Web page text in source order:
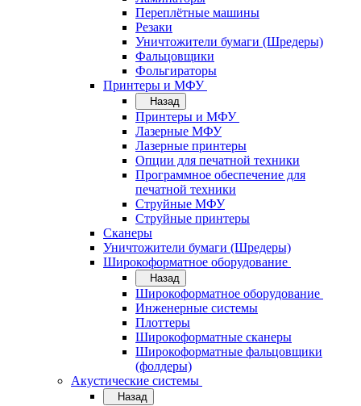
Переплётные машины
Резаки
Уничтожители бумаги (Шредеры)
Фальцовщики
Фольгираторы
Принтеры и МФУ
Назад
Принтеры и МФУ
Лазерные МФУ
Лазерные принтеры
Опции для печатной техники
Программное обеспечение для
печатной техники
Струйные МФУ
Струйные принтеры
Сканеры
Уничтожители бумаги (Шредеры)
Широкоформатное оборудование
Назад
Широкоформатное оборудование
Инженерные системы
Плоттеры
Широкоформатные сканеры
Широкоформатные фальцовщики
(фолдеры)
Акустические системы
Назад